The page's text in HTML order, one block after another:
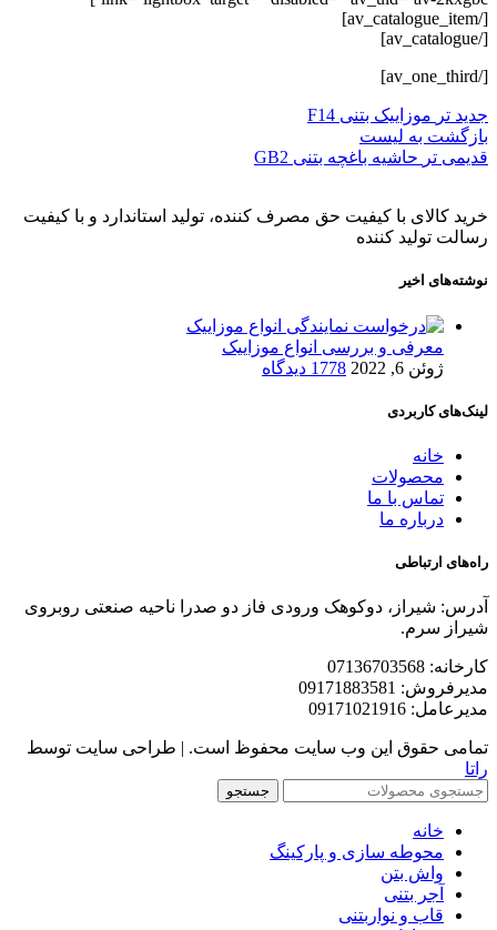
[/av_catalogue_item]
[/av_catalogue]
[/av_one_third]
جدید تر موزاییک بتنی F14
بازگشت به لیست
قدیمی تر حاشیه باغچه بتنی GB2
خرید کالای با کیفیت حق مصرف کننده، تولید استاندارد و با کیفیت
رسالت تولید کننده
نوشته‌های اخیر
معرفی و بررسی انواع موزاییک
ژوئن 6, 2022
1778 دیدگاه
لینک‌های کاربردی
خانه
محصولات
تماس با ما
درباره ما
راه‌های ارتباطی
آدرس: شیراز، دوکوهک ورودی فاز دو صدرا ناحیه صنعتی روبروی
شیراز سرم.
کارخانه: 07136703568
مدیرفروش: 09171883581
مدیرعامل: 09171021916
تمامی حقوق این وب سایت محفوظ است. | طراحی سایت توسط
راتا
جستجو
خانه
محوطه سازی و پارکینگ
واش بتن
آجر بتنی
قاب و نواربتنی